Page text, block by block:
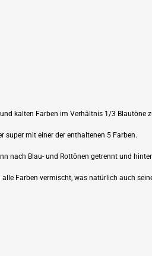
kalten Farben im Verhältnis 1/3 Blautöne
super mit einer der enthaltenen 5 Farben.
nach Blau- und Rottönen getrennt und
Farben vermischt, was natürlich auch